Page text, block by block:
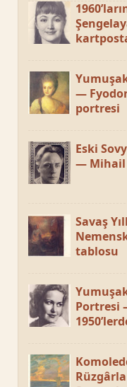
—
portresi
Eski
— Mihail
Savaş
tablosu
Portresi